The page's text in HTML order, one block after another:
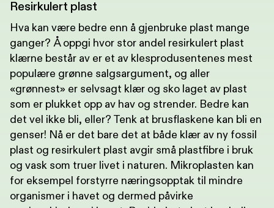
Resirkulert plast
Hva kan være bedre enn å gjenbruke plast mange
ganger? Å oppgi hvor stor andel resirkulert plast
klærne består av er et av klesprodusentenes mest
populære grønne salgsargument, og aller
«grønnest» er selvsagt klær og sko laget av plast
som er plukket opp av hav og strender. Bedre kan
det vel ikke bli, eller? Tenk at brusflaskene kan bli en
genser! Nå er det bare det at både klær av ny fossil
plast og resirkulert plast avgir små plastfibre i bruk
og vask som truer livet i naturen. Mikroplasten kan
for eksempel forstyrre næringsopptak til mindre
organismer i havet og dermed påvirke